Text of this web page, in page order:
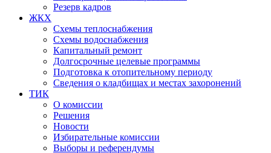
Резерв кадров
ЖКХ
Схемы теплоснабжения
Схемы водоснабжения
Капитальный ремонт
Долгосрочные целевые программы
Подготовка к отопительному периоду
Сведения о кладбищах и местах захоронений
ТИК
О комиссии
Решения
Новости
Избирательные комиссии
Выборы и референдумы